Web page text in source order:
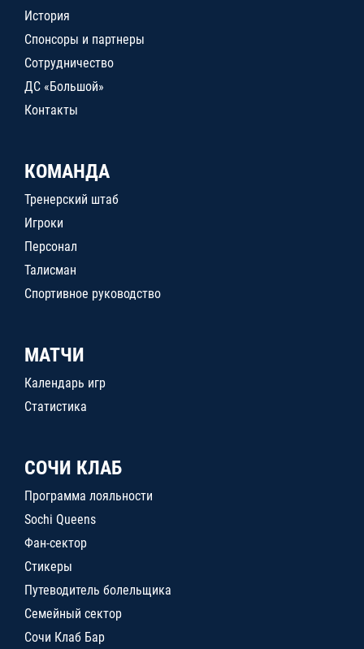
История
Спонсоры и партнеры
Сотрудничество
ДС «Большой»
Контакты
КОМАНДА
Тренерский штаб
Игроки
Персонал
Талисман
Спортивное руководство
МАТЧИ
Календарь игр
Статистика
СОЧИ КЛАБ
Программа лояльности
Sochi Queens
Фан-сектор
Стикеры
Путеводитель болельщика
Семейный сектор
Сочи Клаб Бар